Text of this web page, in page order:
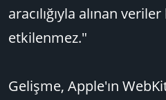
aracılığıyla alınan
etkilenmez."
Gelişme, Apple'ın